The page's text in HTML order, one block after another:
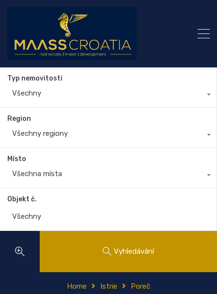
Typ nemovitosti
Všechny
Region
Všechny regiony
Místo
Všechna místa
Objekt č.
Vyhledávání
Home Istrie Poreč